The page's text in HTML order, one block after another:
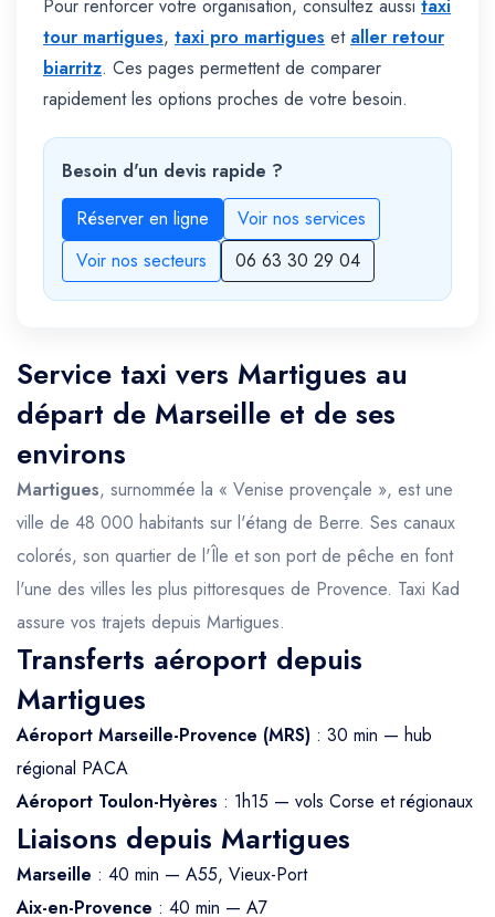
Pour renforcer votre organisation, consultez aussi taxi
tour martigues, taxi pro martigues et aller retour
biarritz. Ces pages permettent de comparer
rapidement les options proches de votre besoin.
Besoin d'un devis rapide ?
Réserver en ligne
Voir nos services
Voir nos secteurs
06 63 30 29 04
Service taxi vers Martigues au
départ de Marseille et de ses
environs
Martigues, surnommée la « Venise provençale », est une
ville de 48 000 habitants sur l'étang de Berre. Ses canaux
colorés, son quartier de l'Île et son port de pêche en font
l'une des villes les plus pittoresques de Provence. Taxi Kad
assure vos trajets depuis Martigues.
Transferts aéroport depuis
Martigues
Aéroport Marseille-Provence (MRS) : 30 min — hub
régional PACA
Aéroport Toulon-Hyères : 1h15 — vols Corse et régionaux
Liaisons depuis Martigues
Marseille : 40 min — A55, Vieux-Port
Aix-en-Provence : 40 min — A7